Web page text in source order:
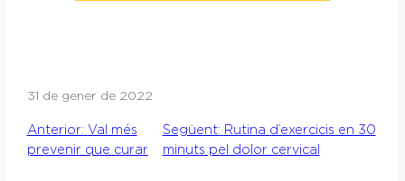
31 de gener de 2022
Anterior: Val més
prevenir que curar
Següent: Rutina d’exercicis en 30
minuts pel dolor cervical